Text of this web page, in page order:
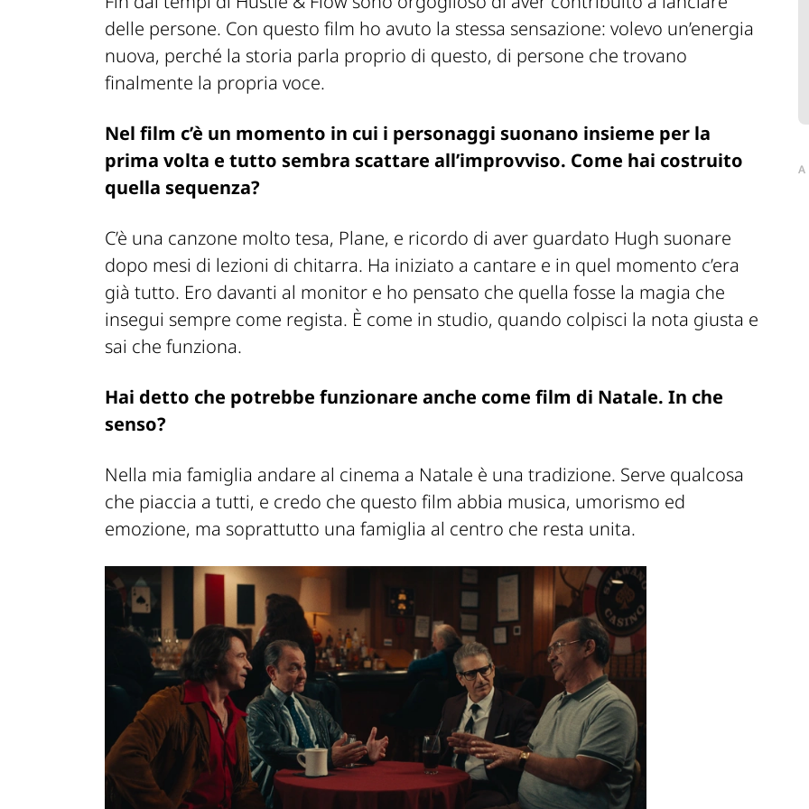
delle persone. Con questo film ho avuto la stessa sensazione: volevo un’energia
nuova, perché la storia parla proprio di questo, di persone che trovano
finalmente la propria voce.
Nel film c’è un momento in cui i personaggi suonano insieme per la
prima volta e tutto sembra scattare all’improvviso. Come hai costruito
quella sequenza?
C’è una canzone molto tesa, Plane, e ricordo di aver guardato Hugh suonare
dopo mesi di lezioni di chitarra. Ha iniziato a cantare e in quel momento c’era
già tutto. Ero davanti al monitor e ho pensato che quella fosse la magia che
insegui sempre come regista. È come in studio, quando colpisci la nota giusta e
sai che funziona.
Hai detto che potrebbe funzionare anche come film di Natale. In che
senso?
Nella mia famiglia andare al cinema a Natale è una tradizione. Serve qualcosa
che piaccia a tutti, e credo che questo film abbia musica, umorismo ed
emozione, ma soprattutto una famiglia al centro che resta unita.